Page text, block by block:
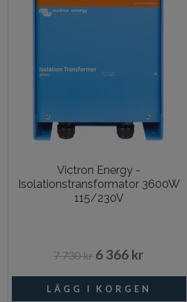
Victron Energy -
Isolationstransformator 3600W
115/230V
7 730 kr 6 366 kr
Beställningsvara